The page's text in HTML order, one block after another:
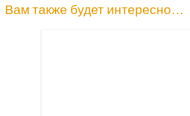
Вам также будет интересно…